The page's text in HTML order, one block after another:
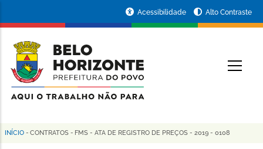
conteúdo
principal
da
Prefeitura
de
Horizonte
Acessibilidade Alto Contraste
Trilha
INÍCIO - CONTRATOS - FMS - ATA DE REGISTRO DE PREÇOS - 2019 - 0108